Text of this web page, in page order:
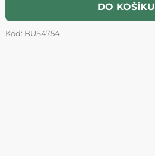
DO KOŠÍKU
Kód: BUS4754